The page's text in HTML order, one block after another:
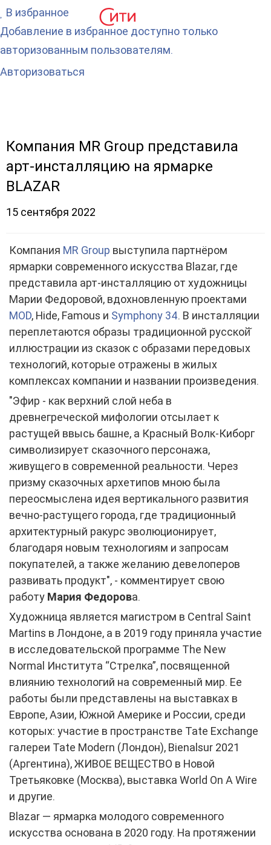
Компания MR Group представила
арт-инсталляцию на ярмарке
BLAZAR
15 сентября 2022
Компания MR Group выступила партнёром
ярмарки современного искусства Blazar, где
представила арт-инсталляцию от художницы
Марии Федоровой, вдохновленную проектами
MOD, Hide, Famous и Symphony 34. В инсталляции
переплетаются образы традиционной русской̆
иллюстрации из сказок с образами передовых
технологий, которые отражены в жилых
комплексах компании и названии произведения.
"Эфир - как верхний слой неба в
древнегреческой мифологии отсылает к
растущей ввысь башне, а Красный Волк-Киборг
символизирует сказочного персонажа,
живущего в современной реальности. Через
призму сказочных архетипов мною была
переосмыслена идея вертикального развития
вечно-растущего города, где традиционный
архитектурный ракурс эволюционирует,
благодаря новым технологиям и запросам
покупателей, а также желанию девелоперов
развивать продукт", - комментирует свою
работу Мария Федорова.
Художница является магистром в Central Saint
Martins в Лондоне, а в 2019 году приняла участие
в исследовательской программе The New
Normal Института “Стрелка”, посвященной
влиянию технологий на современный мир. Ее
работы были представлены на выставках в
Европе, Азии, Южной Америке и России, среди
которых: участие в пространстве Tate Exchange
галереи Tate Modern (Лондон), Bienalsur 2021
(Аргентина), ЖИВОЕ ВЕЩЕСТВО в Новой
Третьяковке (Москва), выставка World On A Wire
и другие.
Blazar — ярмарка молодого современного
искусства основана в 2020 году. На протяжении
В избранное
Добавление в избранное доступно только
авторизованным пользователям.
Авторизоваться